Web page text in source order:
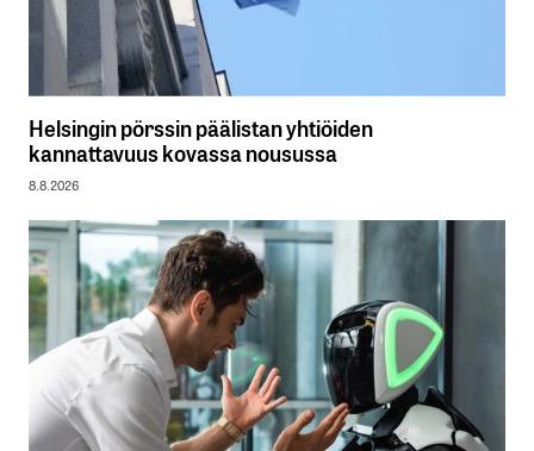
Helsingin pörssin päälistan yhtiöiden
kannattavuus kovassa nousussa
8.8.2026